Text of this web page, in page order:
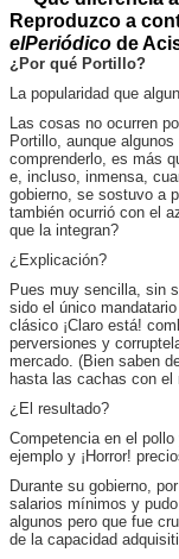
Reproduzco a
elPeriódico de
¿Por qué Portillo?
La popularidad que
Las cosas no ocurren
Portillo, aunque
comprenderlo, es más
e, incluso, inmensa,
gobierno, se sostuvo a
también ocurrió con el
que la integran?
¿Explicación?
Pues muy sencilla, sin
sido el único
clásico ¡Claro está!
perversiones y
mercado. (Bien saben
hasta las cachas con
¿El resultado?
Competencia en el
ejemplo y ¡Horror!
Durante su gobierno,
salarios mínimos y
algunos pero que fue
de la capacidad